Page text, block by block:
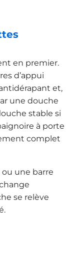
en premier.
d’appui
et,
une douche
stable si
à porte
complet
ou une barre
se relève